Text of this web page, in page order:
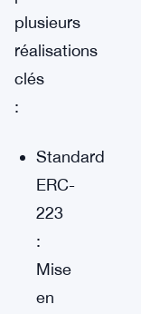
plusieurs
réalisations
clés
:
Standard
ERC-
223
:
Mise
en